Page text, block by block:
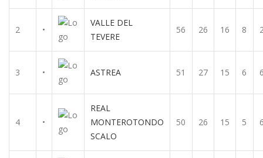
2 •
VALLE DEL
TEVERE
56 26 16 8
3 • ASTREA 51 27 15 6
4 •
REAL
MONTEROTONDO
SCALO
50 26 15 5